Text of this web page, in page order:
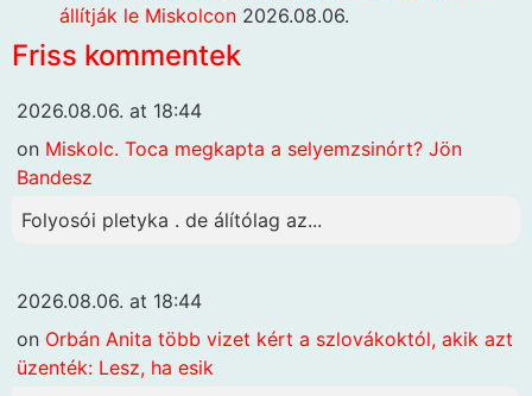
állítják le Miskolcon 2026.08.06.
Friss kommentek
2026.08.06. at 18:44
on Miskolc. Toca megkapta a selyemzsinórt? Jön
Bandesz
Folyosói pletyka . de álítólag az...
2026.08.06. at 18:44
on Orbán Anita több vizet kért a szlovákoktól, akik azt
üzenték: Lesz, ha esik